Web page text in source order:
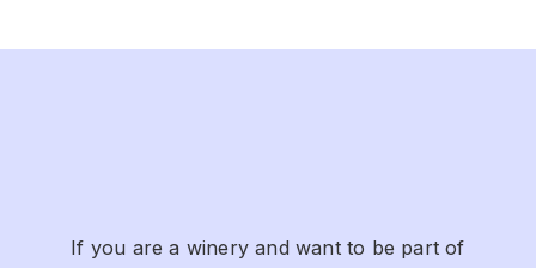
If you are a winery and want to be part of